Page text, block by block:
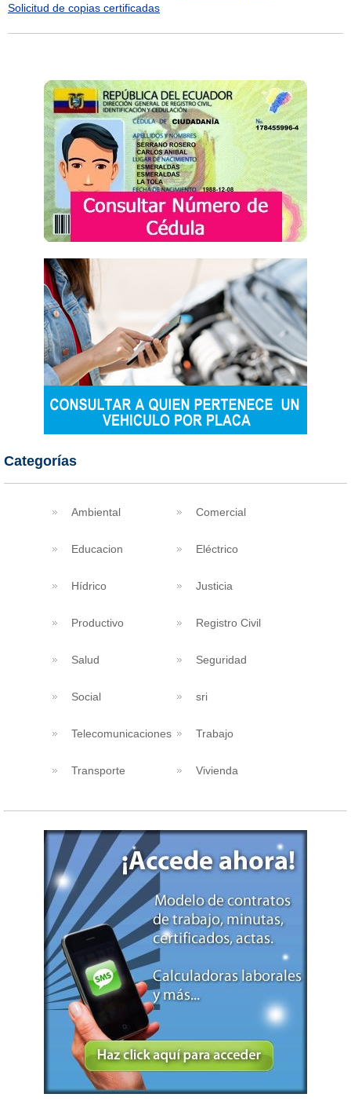
Solicitud de copias certificadas
Categorías
Ambiental Comercial
Educacion Eléctrico
Hídrico Justicia
Productivo Registro Civil
Salud Seguridad
Social sri
Telecomunicaciones Trabajo
Transporte Vivienda